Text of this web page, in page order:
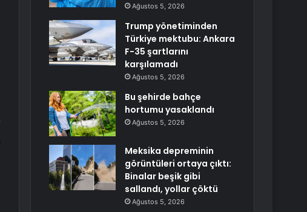
Ağustos 5, 2026
Trump yönetiminden
Türkiye mektubu: Ankara
F-35 şartlarını
karşılamadı
Ağustos 5, 2026
Bu şehirde bahçe
hortumu yasaklandı
Ağustos 5, 2026
Meksika depreminin
görüntüleri ortaya çıktı:
Binalar beşik gibi
sallandı, yollar çöktü
Ağustos 5, 2026